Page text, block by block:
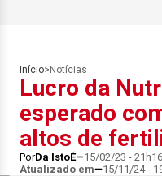
Início> Notícias
Lucro da
esperado
altos de
PorDa IstoÉ 15/02/23 -
Atualizado em
15/11/24 -